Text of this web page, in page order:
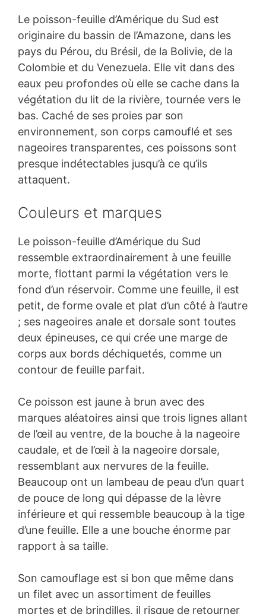
Le poisson-feuille d’Amérique du Sud est
originaire du bassin de l’Amazone, dans les
pays du Pérou, du Brésil, de la Bolivie, de la
Colombie et du Venezuela. Elle vit dans des
eaux peu profondes où elle se cache dans la
végétation du lit de la rivière, tournée vers le
bas. Caché de ses proies par son
environnement, son corps camouflé et ses
nageoires transparentes, ces poissons sont
presque indétectables jusqu’à ce qu’ils
attaquent.
Couleurs et marques
Le poisson-feuille d’Amérique du Sud
ressemble extraordinairement à une feuille
morte, flottant parmi la végétation vers le
fond d’un réservoir. Comme une feuille, il est
petit, de forme ovale et plat d’un côté à l’autre
; ses nageoires anale et dorsale sont toutes
deux épineuses, ce qui crée une marge de
corps aux bords déchiquetés, comme un
contour de feuille parfait.
Ce poisson est jaune à brun avec des
marques aléatoires ainsi que trois lignes allant
de l’œil au ventre, de la bouche à la nageoire
caudale, et de l’œil à la nageoire dorsale,
ressemblant aux nervures de la feuille.
Beaucoup ont un lambeau de peau d’un quart
de pouce de long qui dépasse de la lèvre
inférieure et qui ressemble beaucoup à la tige
d’une feuille. Elle a une bouche énorme par
rapport à sa taille.
Son camouflage est si bon que même dans
un filet avec un assortiment de feuilles
mortes et de brindilles, il risque de retourner